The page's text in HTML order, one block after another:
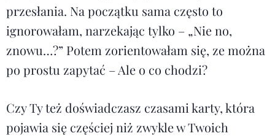
przesłania. Na początku sama często to
ignorowałam, narzekając tylko – „Nie no,
znowu…?” Potem zorientowałam się, ze można
po prostu zapytać – Ale o co chodzi?
Czy Ty też doświadczasz czasami karty, która
pojawia się częściej niż zwykle w Twoich